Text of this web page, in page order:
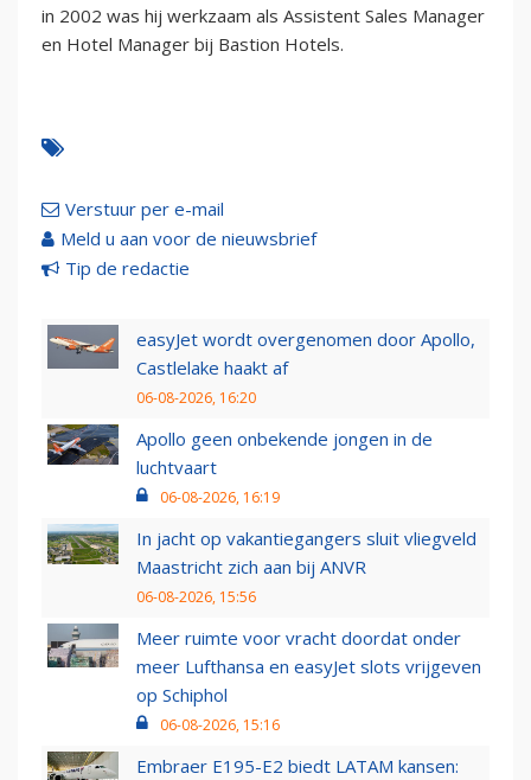
in 2002 was hij werkzaam als Assistent Sales Manager
en Hotel Manager bij Bastion Hotels.
Verstuur per e-mail
Meld u aan voor de nieuwsbrief
Tip de redactie
easyJet wordt overgenomen door Apollo,
Castlelake haakt af
06-08-2026, 16:20
Apollo geen onbekende jongen in de
luchtvaart
06-08-2026, 16:19
In jacht op vakantiegangers sluit vliegveld
Maastricht zich aan bij ANVR
06-08-2026, 15:56
Meer ruimte voor vracht doordat onder
meer Lufthansa en easyJet slots vrijgeven
op Schiphol
06-08-2026, 15:16
Embraer E195-E2 biedt LATAM kansen: